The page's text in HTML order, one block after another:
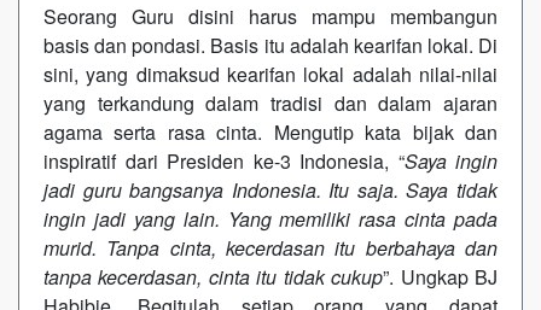
Seorang Guru disini harus mampu membangun
basis dan pondasi. Basis itu adalah kearifan lokal. Di
sini, yang dimaksud kearifan lokal adalah nilai-nilai
yang terkandung dalam tradisi dan dalam ajaran
agama serta rasa cinta. Mengutip kata bijak dan
inspiratif dari Presiden ke-3 Indonesia, “Saya ingin
jadi guru bangsanya Indonesia. Itu saja. Saya tidak
ingin jadi yang lain. Yang memiliki rasa cinta pada
murid. Tanpa cinta, kecerdasan itu berbahaya dan
tanpa kecerdasan, cinta itu tidak cukup”. Ungkap BJ